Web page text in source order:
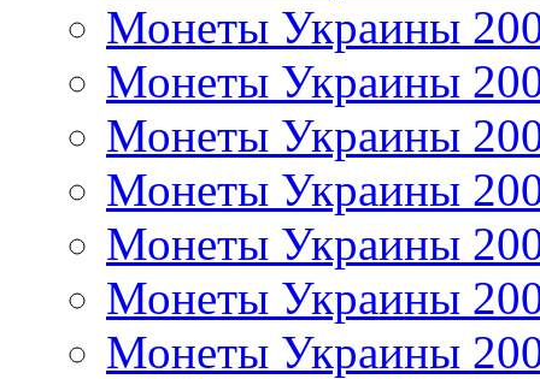
Монеты Украины
Монеты Украины
Монеты Украины
Монеты Украины
Монеты Украины
Монеты Украины
Монеты Украины